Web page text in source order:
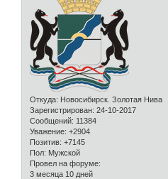
Откуда: Новосибирск. Золотая Нива
Зарегистрирован: 24-10-2017
Сообщений: 11384
Уважение: +2904
Позитив: +7145
Пол: Мужской
Провел на форуме:
3 месяца 10 дней